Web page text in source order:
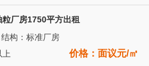
厂房1750平方出租
构：标准厂房
价格：面议元/㎡